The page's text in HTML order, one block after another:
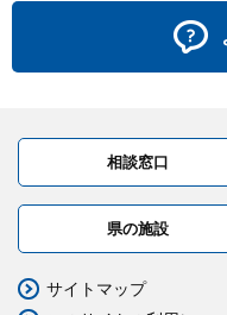
相談窓口
県の施設
サイトマップ